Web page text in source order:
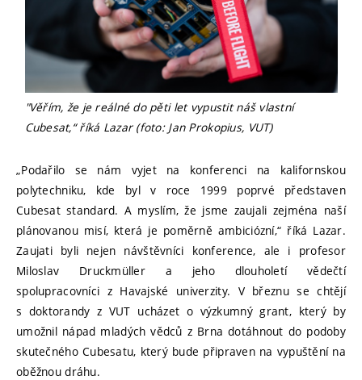
"Věřím, že je reálné do pěti let vypustit náš vlastní
Cubesat,“ říká Lazar (foto: Jan Prokopius, VUT)
„Podařilo se nám vyjet na konferenci na kalifornskou
polytechniku, kde byl v roce 1999 poprvé představen
Cubesat standard. A myslím, že jsme zaujali zejména naší
plánovanou misí, která je poměrně ambiciózní,“ říká Lazar.
Zaujati byli nejen návštěvníci konference, ale i profesor
Miloslav Druckmüller a jeho dlouholetí vědečtí
spolupracovníci z Havajské univerzity. V březnu se chtějí
s doktorandy z VUT ucházet o výzkumný grant, který by
umožnil nápad mladých vědců z Brna dotáhnout do podoby
skutečného Cubesatu, který bude připraven na vypuštění na
oběžnou dráhu.